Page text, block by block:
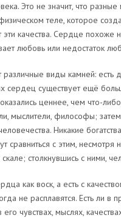
Это не значит, что
теле, которое
эти качества. Сердце
любовь или недостаток
виды камней: есть
сердец существует ещё
оказались ценнее, чем что-
мыслители, философы;
Никакие
сравниться с этим,
столкнувшись с ними,
как воск, а есть с
не расплавятся. Есть ли в
его чувствах, мыслях,